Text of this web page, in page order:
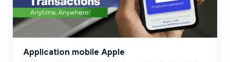
IOS
Application mobile Apple